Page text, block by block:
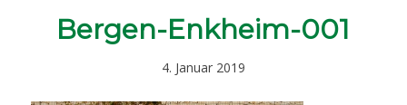
Bergen-Enkheim-001
4. Januar 2019